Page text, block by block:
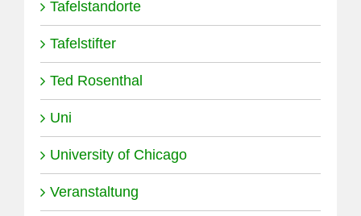
Tafelstandorte
Tafelstifter
Ted Rosenthal
Uni
University of Chicago
Veranstaltung